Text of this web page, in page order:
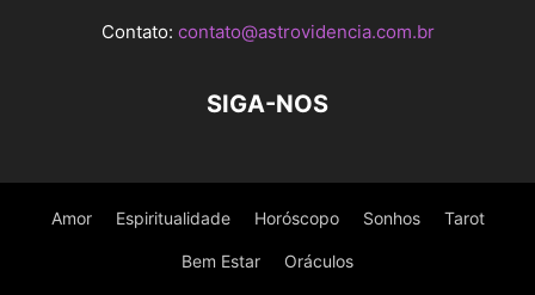
Contato: contato@astrovidencia.com.br
SIGA-NOS
Amor Espiritualidade Horóscopo Sonhos Tarot
Bem Estar Oráculos